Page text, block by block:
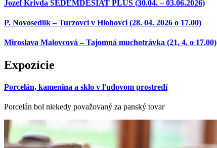
Jozef Krivda SEDEMDESIAT PLUS (30.04. – 03.06.2026)
P. Novosedlík – Turzovci v Hlohovci (28. 04. 2026 o 17.00)
Miroslava Malovcová – Tajomná muchotrávka (21. 4. o 17.00)
Expozície
Porcelán, kamenina a sklo v ľudovom prostredí
Porcelán bol niekedy považovaný za panský tovar